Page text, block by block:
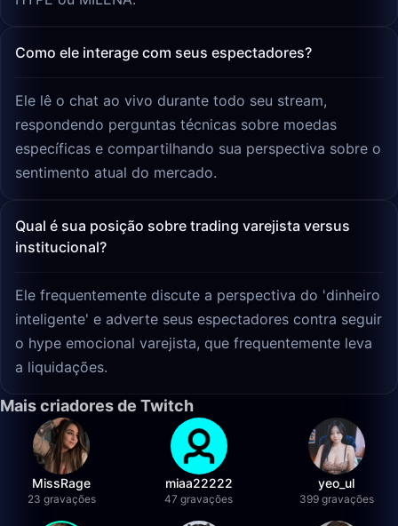
Como ele interage com seus espectadores?
Ele lê o chat ao vivo durante todo seu stream,
respondendo perguntas técnicas sobre moedas
específicas e compartilhando sua perspectiva sobre o
sentimento atual do mercado.
Qual é sua posição sobre trading varejista versus
institucional?
Ele frequentemente discute a perspectiva do 'dinheiro
inteligente' e adverte seus espectadores contra seguir
o hype emocional varejista, que frequentemente leva
a liquidações.
Mais criadores de Twitch
MissRage
23 gravações
miaa22222
47 gravações
yeo_ul
399 gravações